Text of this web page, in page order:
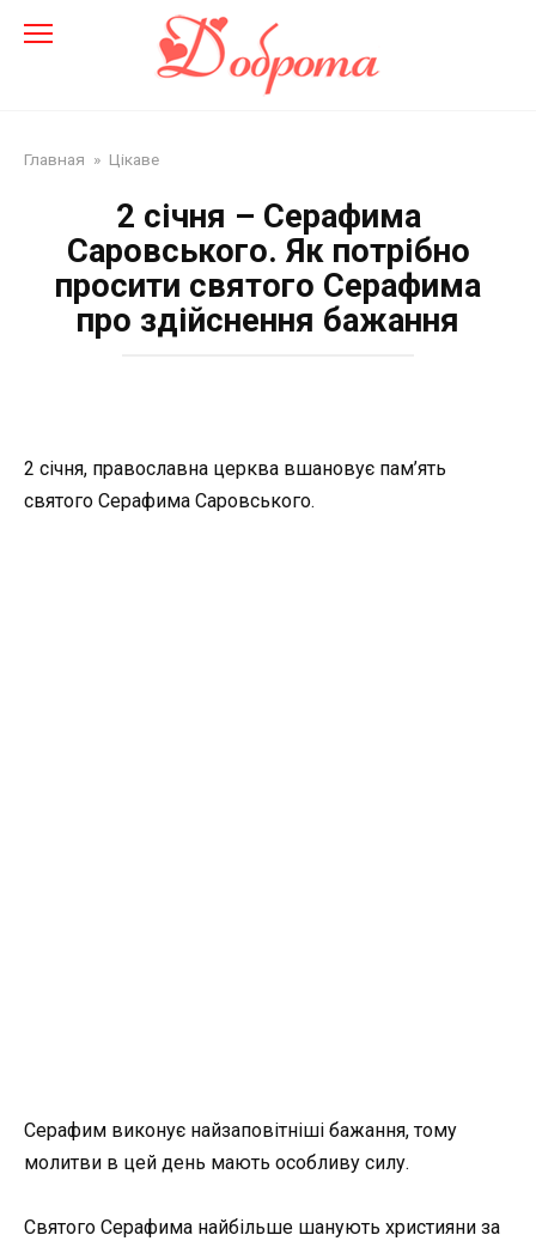
Главная » Цікаве
2 січня – Серафима
Саровського. Як потрібно
просити святого Серафима
про здійснення бажання
2 січня, православна церква вшановує пам’ять
святого Серафима Саровського.
Серафим виконує найзаповітніші бажання, тому
молитви в цей день мають особливу силу.
Святого Серафима найбільше шанують християни за